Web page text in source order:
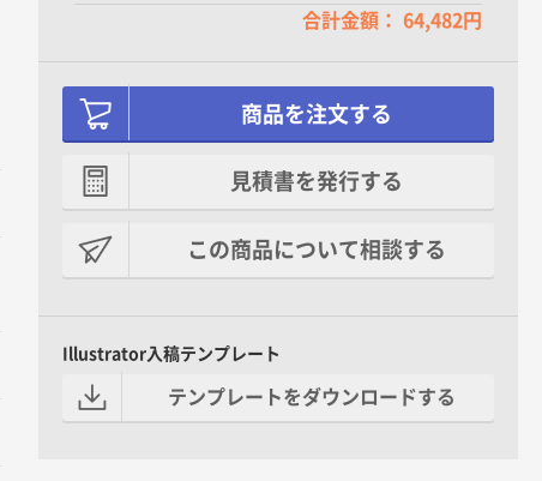
合計金額： 64,482円
商品を注文する
見積書を発行する
この商品について相談する
Illustrator入稿テンプレート
テンプレートをダウンロードする